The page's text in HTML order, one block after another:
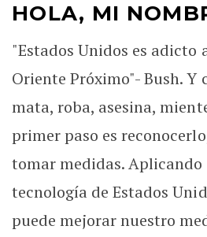
HOLA, MI
"Estados Unidos es adicto
Oriente Próximo"- Bush. Y
mata, roba, asesina,
primer paso es
tomar medidas.
tecnología de Estados
puede mejorar nuestro